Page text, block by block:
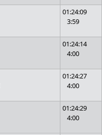
01:24:09
3:59
01:24:14
4:00
01:24:27
4:00
01:24:29
4:00